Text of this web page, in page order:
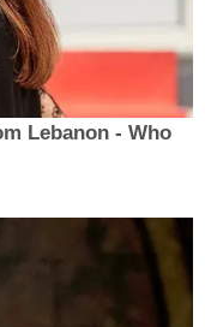
Lebanon - Who